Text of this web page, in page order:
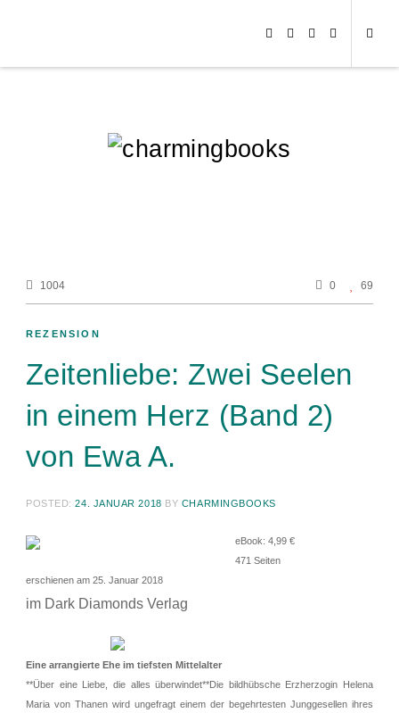
1004 0 69
REZENSION
Zeitenliebe: Zwei Seelen
in einem Herz (Band 2)
von Ewa A.
POSTED:24. JANUAR 2018 BY CHARMINGBOOKS
eBook: 4,99 €
471 Seiten
erschienen am 25. Januar 2018
im Dark Diamonds Verlag
Eine arrangierte Ehe im tiefsten Mittelalter
**Über eine Liebe, die alles überwindet**Die bildhübsche Erzherzogin Helena
Maria von Thanen wird ungefragt einem der begehrtesten Junggesellen ihres